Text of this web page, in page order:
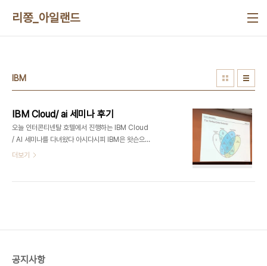
리쫑_아일랜드
IBM
IBM Cloud/ ai 세미나 후기
오늘 인터콘티넨탈 호텔에서 진행하는 IBM Cloud
/ AI 세미나를 다녀왔다 아시다시피 IBM은 왓슨으로
인공지능분야 리딩하는 기업들 중 하나이다. 첨가자
서 빌드한 제품인것 같았다 재미있었던 내용부터 요
더보기
공지사항